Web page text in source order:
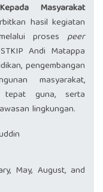
Masyarakat
hasil kegiatan
prosespeer
Andi Matappa
pengembangan
masyarakat,
tepat guna, serta
lingkungan.
May, August, and